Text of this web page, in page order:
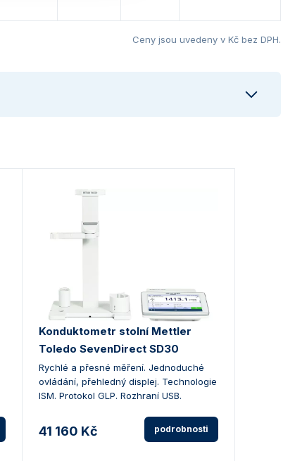
Ceny jsou uvedeny v Kč bez DPH.
Konduktometr stolní Mettler
Toledo SevenDirect SD30
Rychlé a přesné měření. Jednoduché
ovládání, přehledný displej. Technologie
ISM. Protokol GLP. Rozhraní USB.
41 160 Kč podrobnosti